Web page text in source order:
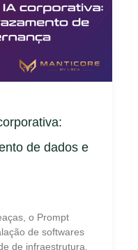
de dados e
o Prompt
de softwares
de infraestrutura.